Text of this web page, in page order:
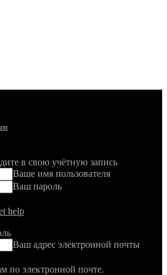
в свою учётную запись
Ваше имя пользователя
Ваш пароль
help
Ваш адрес электронной почты
по электронной почте.